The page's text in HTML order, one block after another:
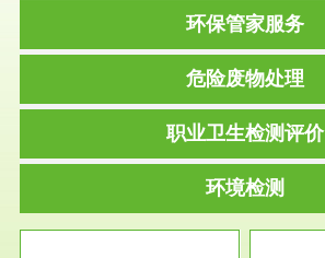
环保管家服务
危险废物处理
职业卫生检测评价
环境检测